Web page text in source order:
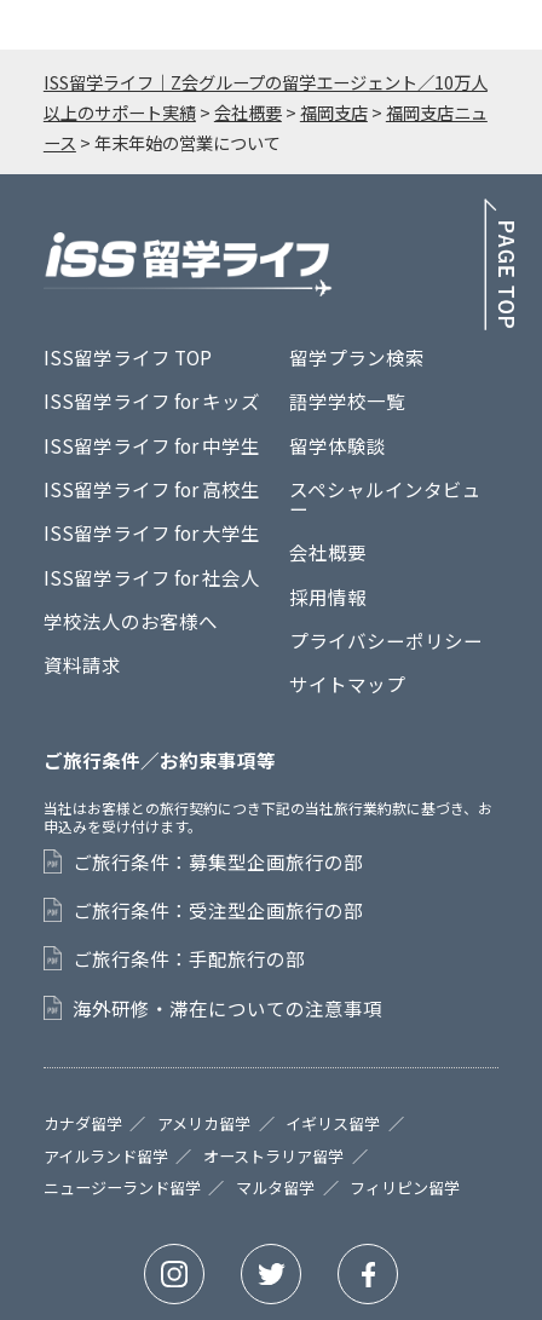
ISS留学ライフ｜Z会グループの留学エージェント／10万人
以上のサポート実績>会社概要>福岡支店>福岡支店ニュ
ース >年末年始の営業について
ISS留学ライフ TOP
ISS留学ライフ for キッズ
ISS留学ライフ for 中学生
ISS留学ライフ for 高校生
ISS留学ライフ for 大学生
ISS留学ライフ for 社会人
学校法人のお客様へ
資料請求
留学プラン検索
語学学校一覧
留学体験談
スペシャルインタビュ
ー
会社概要
採用情報
プライバシーポリシー
サイトマップ
ご旅行条件／お約束事項等
当社はお客様との旅行契約につき下記の当社旅行業約款に基づき、お
申込みを受け付けます。
ご旅行条件：募集型企画旅行の部
ご旅行条件：受注型企画旅行の部
ご旅行条件：手配旅行の部
海外研修・滞在についての注意事項
カナダ留学 アメリカ留学
イギリス留学
アイルランド留学
オーストラリア留学
ニュージーランド留学
マルタ留学 フィリピン留学